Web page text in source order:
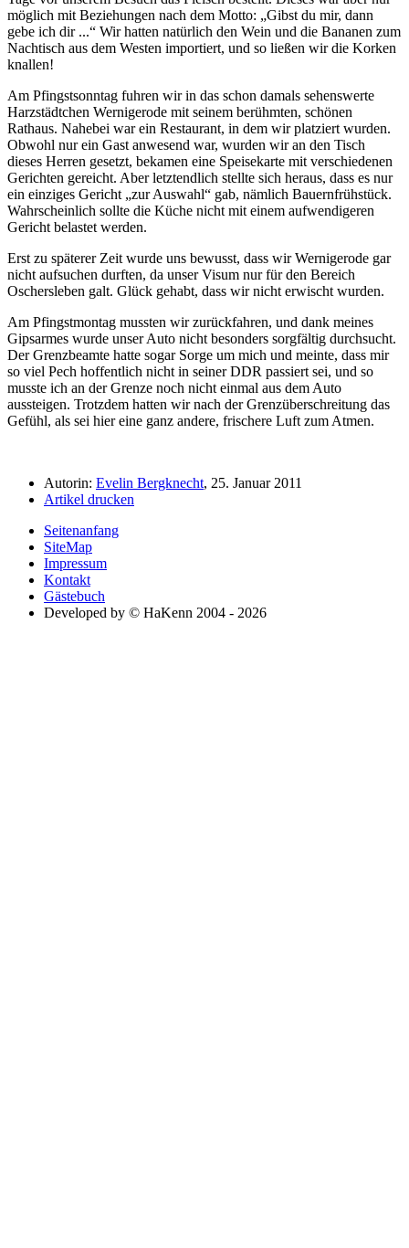
möglich mit Beziehungen nach dem Motto:
Gibst du mir, dann
gebe ich dir ...
Wir hatten natürlich den Wein und die Bananen zum
Nachtisch aus dem Westen importiert, und so ließen wir die Korken
knallen!
Am Pfingstsonntag fuhren wir in das schon damals sehenswerte
Harzstädtchen Wernigerode mit seinem berühmten, schönen
Rathaus. Nahebei war ein Restaurant, in dem wir platziert wurden.
Obwohl nur ein Gast anwesend war, wurden wir an den Tisch
dieses Herren gesetzt, bekamen eine Speisekarte mit verschiedenen
Gerichten gereicht. Aber letztendlich stellte sich heraus, dass es nur
ein einziges Gericht
zur Auswahl
gab, nämlich Bauernfrühstück.
Wahrscheinlich sollte die Küche nicht mit einem aufwendigeren
Gericht belastet werden.
Erst zu späterer Zeit wurde uns bewusst, dass wir Wernigerode gar
nicht aufsuchen durften, da unser Visum nur für den Bereich
Oschersleben galt. Glück gehabt, dass wir nicht erwischt wurden.
Am Pfingstmontag mussten wir zurückfahren, und dank meines
Gipsarmes wurde unser Auto nicht besonders sorgfältig durchsucht.
Der Grenzbeamte hatte sogar Sorge um mich und meinte, dass mir
so viel Pech hoffentlich nicht in seiner DDR passiert sei, und so
musste ich an der Grenze noch nicht einmal aus dem Auto
aussteigen. Trotzdem hatten wir nach der Grenzüberschreitung das
Gefühl, als sei hier eine ganz andere, frischere Luft zum Atmen.
Autorin: Evelin Bergknecht, 25. Januar 2011
Artikel drucken
Seitenanfang
SiteMap
Impressum
Kontakt
Gästebuch
Developed by © HaKenn 2004 - 2026